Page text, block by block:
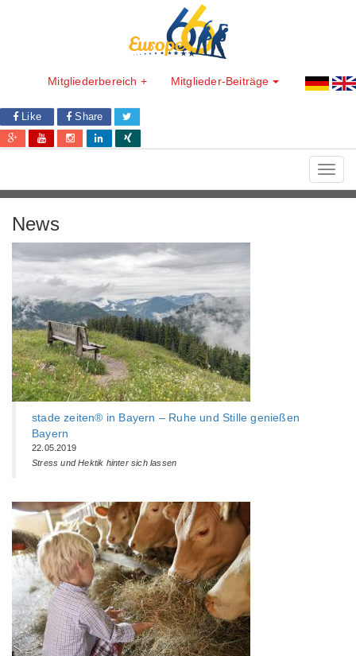
Mitgliederbereich + Mitglieder-Beiträge
Like Share
News
stade zeiten® in Bayern – Ruhe und Stille genießen
Bayern
22.05.2019
Stress und Hektik hinter sich lassen